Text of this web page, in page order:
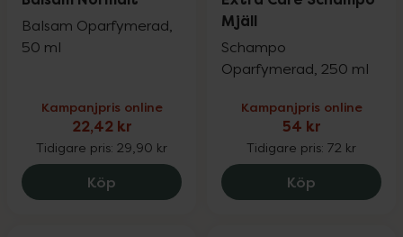
Balsam Oparfymerad,
50 ml
Kampanjpris online
22,42 kr
Tidigare pris: 29,90 kr
Köp Kronans Apotek Balsam Normalt,
Mjäll
Schampo
Oparfymerad, 250 ml
Kampanjpris online
54 kr
Tidigare pris: 72 kr
Köp Kronans